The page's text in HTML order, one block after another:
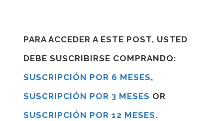
PARA ACCEDER A ESTE POST, USTED
DEBE SUSCRIBIRSE COMPRANDO:
SUSCRIPCIÓN POR 6 MESES,
SUSCRIPCIÓN POR 3 MESES OR
SUSCRIPCIÓN POR 12 MESES.